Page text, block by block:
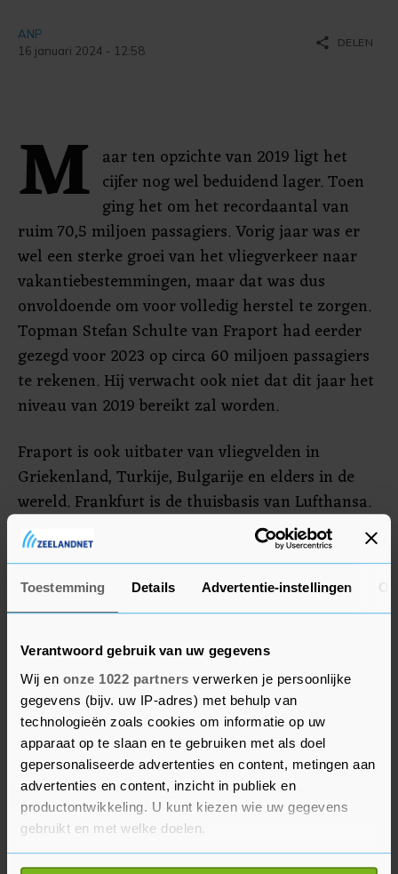
Toestemming Details Advertentie-instellingen
Verantwoord gebruik van uw gegevens
Wij en onze 1022 partners verwerken je persoonlijke
gegevens (bijv. uw IP-adres) met behulp van
technologieën zoals cookies om informatie op uw
apparaat op te slaan en te gebruiken met als doel
gepersonaliseerde advertenties en content, metingen aan
advertenties en content, inzicht in publiek en
productontwikkeling. U kunt kiezen wie uw gegevens
gebruikt en met welke doelen.
Als u het toestaat, willen we ook graag:
ANP
16 januari 2024 - 12:58
share DELEN
M aar ten opzichte van 2019 ligt het
cijfer nog wel beduidend lager. Toen
ging het om het recordaantal van
ruim 70,5 miljoen passagiers. Vorig jaar was er
wel een sterke groei van het vliegverkeer naar
vakantiebestemmingen, maar dat was dus
onvoldoende om voor volledig herstel te zorgen.
Topman Stefan Schulte van Fraport had eerder
gezegd voor 2023 op circa 60 miljoen passagiers
te rekenen. Hij verwacht ook niet dat dit jaar het
niveau van 2019 bereikt zal worden.
Fraport is ook uitbater van vliegvelden in
Griekenland, Turkije, Bulgarije en elders in de
wereld. Frankfurt is de thuisbasis van Lufthansa.
De Duitse luchthaven behoort samen met
Schiphol, London Heathrow en Paris-Charles de
Gaulle tot de grootste vliegvelden van West-
Europa.